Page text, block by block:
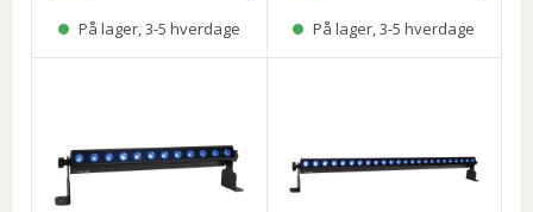
På lager, 3-5 hverdage På lager, 3-5 hverdage